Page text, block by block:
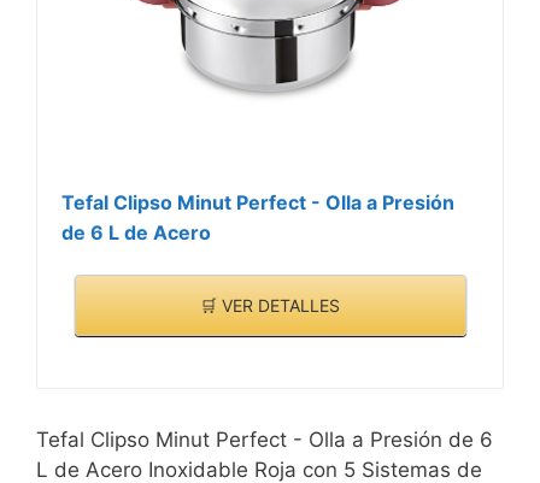
Tefal Clipso Minut Perfect - Olla a Presión
de 6 L de Acero
🛒 VER DETALLES
Tefal Clipso Minut Perfect - Olla a Presión de 6
L de Acero Inoxidable Roja con 5 Sistemas de